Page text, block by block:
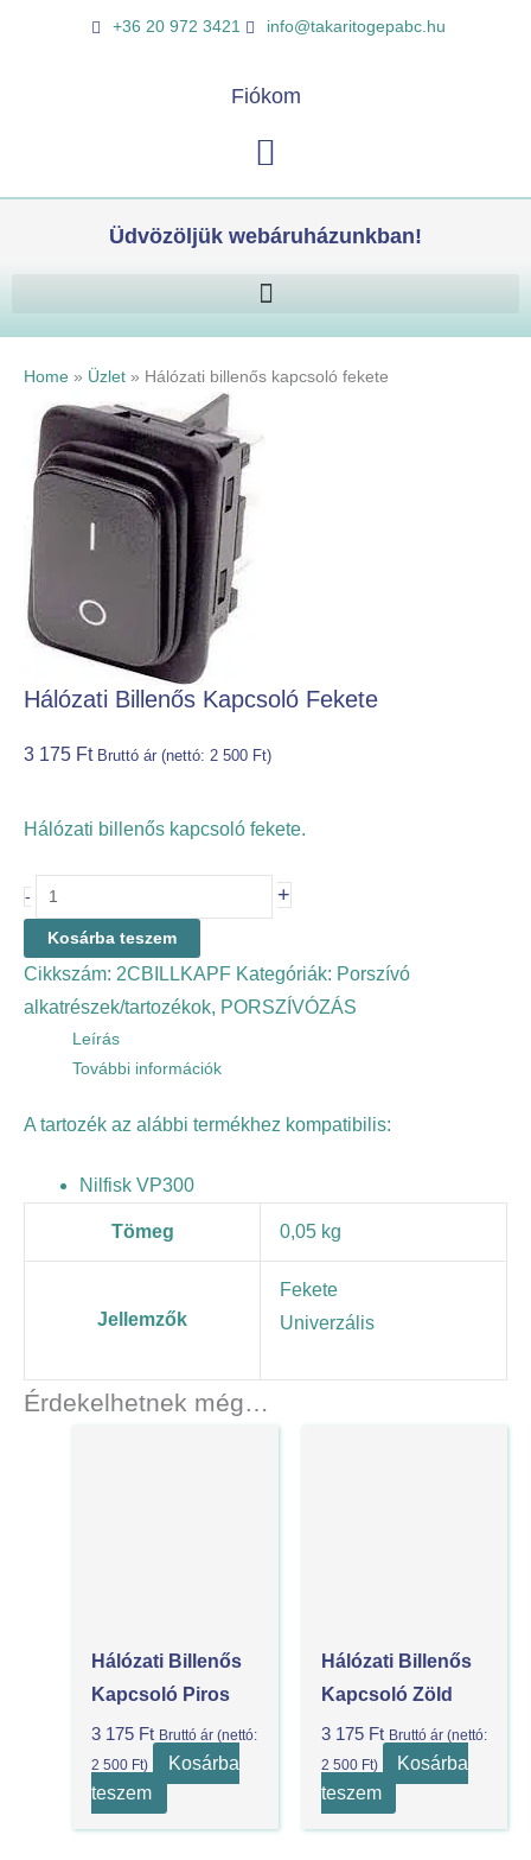
+36 20 972 3421 info@takaritogepabc.hu
Fiókom
Kosár
Üdvözöljük webáruházunkban!
Home » Üzlet » Hálózati billenős kapcsoló fekete
Hálózati Billenős Kapcsoló Fekete
3 175 Ft Bruttó ár (nettó: 2 500 Ft)
Hálózati billenős kapcsoló fekete.
- +
Kosárba teszem
Cikkszám: 2CBILLKAPF Kategóriák: Porszívó
alkatrészek/tartozékok, PORSZÍVÓZÁS
Leírás
További információk
A tartozék az alábbi termékhez kompatibilis:
Nilfisk VP300
Tömeg 0,05 kg
Jellemzők
Fekete
Univerzális
Érdekelhetnek még…
Hálózati Billenős
Kapcsoló Piros
3 175 Ft Bruttó ár (nettó:
2 500 Ft)
Kosárba
teszem
Hálózati Billenős
Kapcsoló Zöld
3 175 Ft Bruttó ár (nettó:
2 500 Ft)
Kosárba
teszem